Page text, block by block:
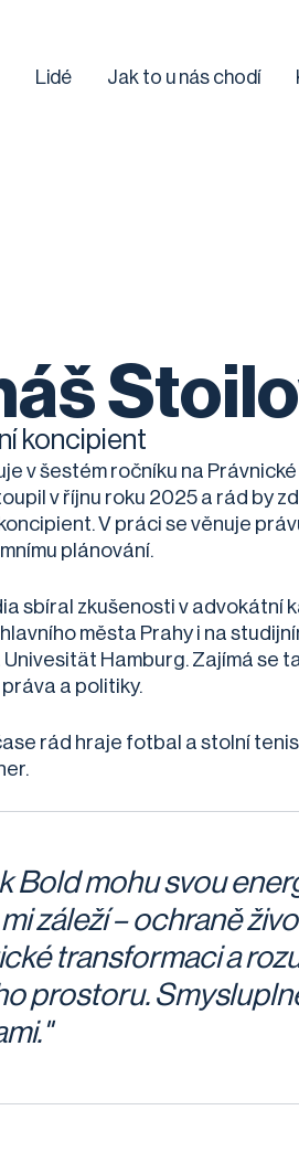
Lidé Jak to u nás chodí
koncipient
v šestém ročníku na
v říjnu roku 2025 a rád by
V práci se věnuje
plánování.
sbíral zkušenosti v advokátní
města Prahy i na
Hamburg. Zajímá se
a politiky.
rád hraje fotbal a stolní
Bold mohu svou
záleží – ochraně
transformaci a
prostoru.